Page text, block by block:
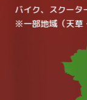
バイク、スクータ
※一部地域（天草